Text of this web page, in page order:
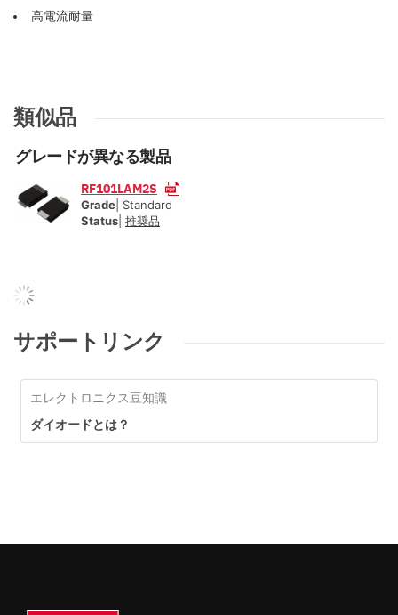
高電流耐量
類似品
グレードが異なる製品
RF101LAM2S
Grade | Standard
Status 推奨品
サポートリンク
エレクトロニクス豆知識
ダイオードとは？